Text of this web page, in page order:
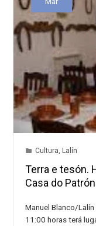
Cultura, Lalín
Terra e tesón.
Casa do
Manuel Blanco/
11:00 horas terá